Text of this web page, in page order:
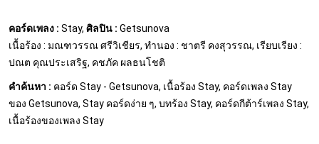
คอร์ดเพลง : Stay, ศิลปิน : Getsunova
เนื้อร้อง : มณฑวรรณ ศรีวิเชียร, ทำนอง : ชาตรี คงสุวรรณ, เรียบเรียง :
ปณต คุณประเสริฐ, คชภัค ผลธนโชติ
คำค้นหา : คอร์ด Stay - Getsunova, เนื้อร้อง Stay, คอร์ดเพลง Stay
ของ Getsunova, Stay คอร์ดง่าย ๆ, บทร้อง Stay, คอร์ดกีต้าร์เพลง Stay,
เนื้อร้องของเพลง Stay